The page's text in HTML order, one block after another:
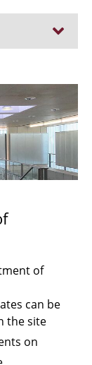
of
can be
the site
on